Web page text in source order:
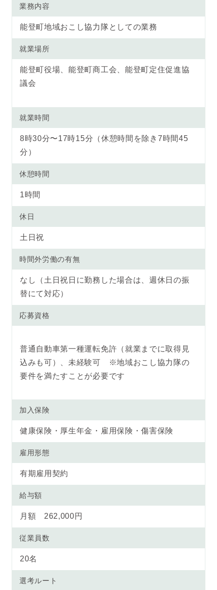
業務内容
能登町地域おこし協力隊としての業務
就業場所
能登町役場、能登町商工会、能登町定住促進協
議会
就業時間
8時30分〜17時15分（休憩時間を除き7時間45
分）
休憩時間
1時間
休日
土日祝
時間外労働の有無
なし（土日祝日に勤務した場合は、週休日の振
替にて対応）
応募資格
普通自動車第一種運転免許（就業までに取得見
込みも可）、未経験可 ※地域おこし協力隊の
要件を満たすことが必要です
加入保険
健康保険・厚生年金・雇用保険・傷害保険
雇用形態
有期雇用契約
給与額
月額 262,000円
従業員数
20名
選考ルート